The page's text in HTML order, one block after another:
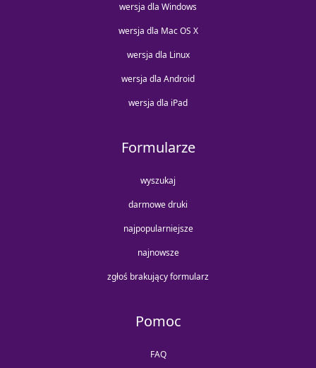
wersja dla Windows
wersja dla Mac OS X
wersja dla Linux
wersja dla Android
wersja dla iPad
Formularze
wyszukaj
darmowe druki
najpopularniejsze
najnowsze
zgłoś brakujący formularz
Pomoc
FAQ